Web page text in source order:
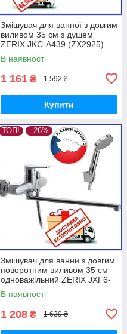
Змішувач для ванної з довгим
виливом 35 см з душем
ZERIX JKC-A439 (ZX2925)
В наявності
1 161 ₴ 1 592 ₴
Купити
ТОП! –26%
Змішувач для ванни з довгим
поворотним виливом 35 см
одноважільний ZERIX JXF6-
A445 (ZX3261) Зерикс
В наявності
1 208 ₴ 1 639 ₴